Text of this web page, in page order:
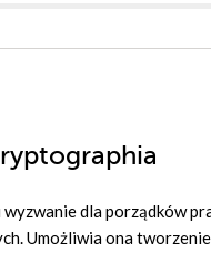
dla porządków
Umożliwia ona